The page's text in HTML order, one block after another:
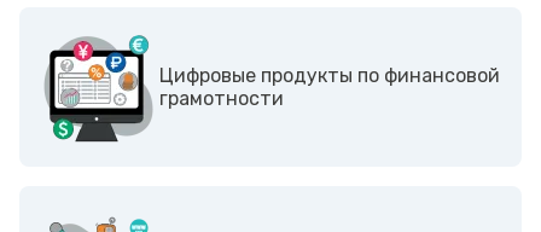
Цифровые продукты по финансовой
грамотности